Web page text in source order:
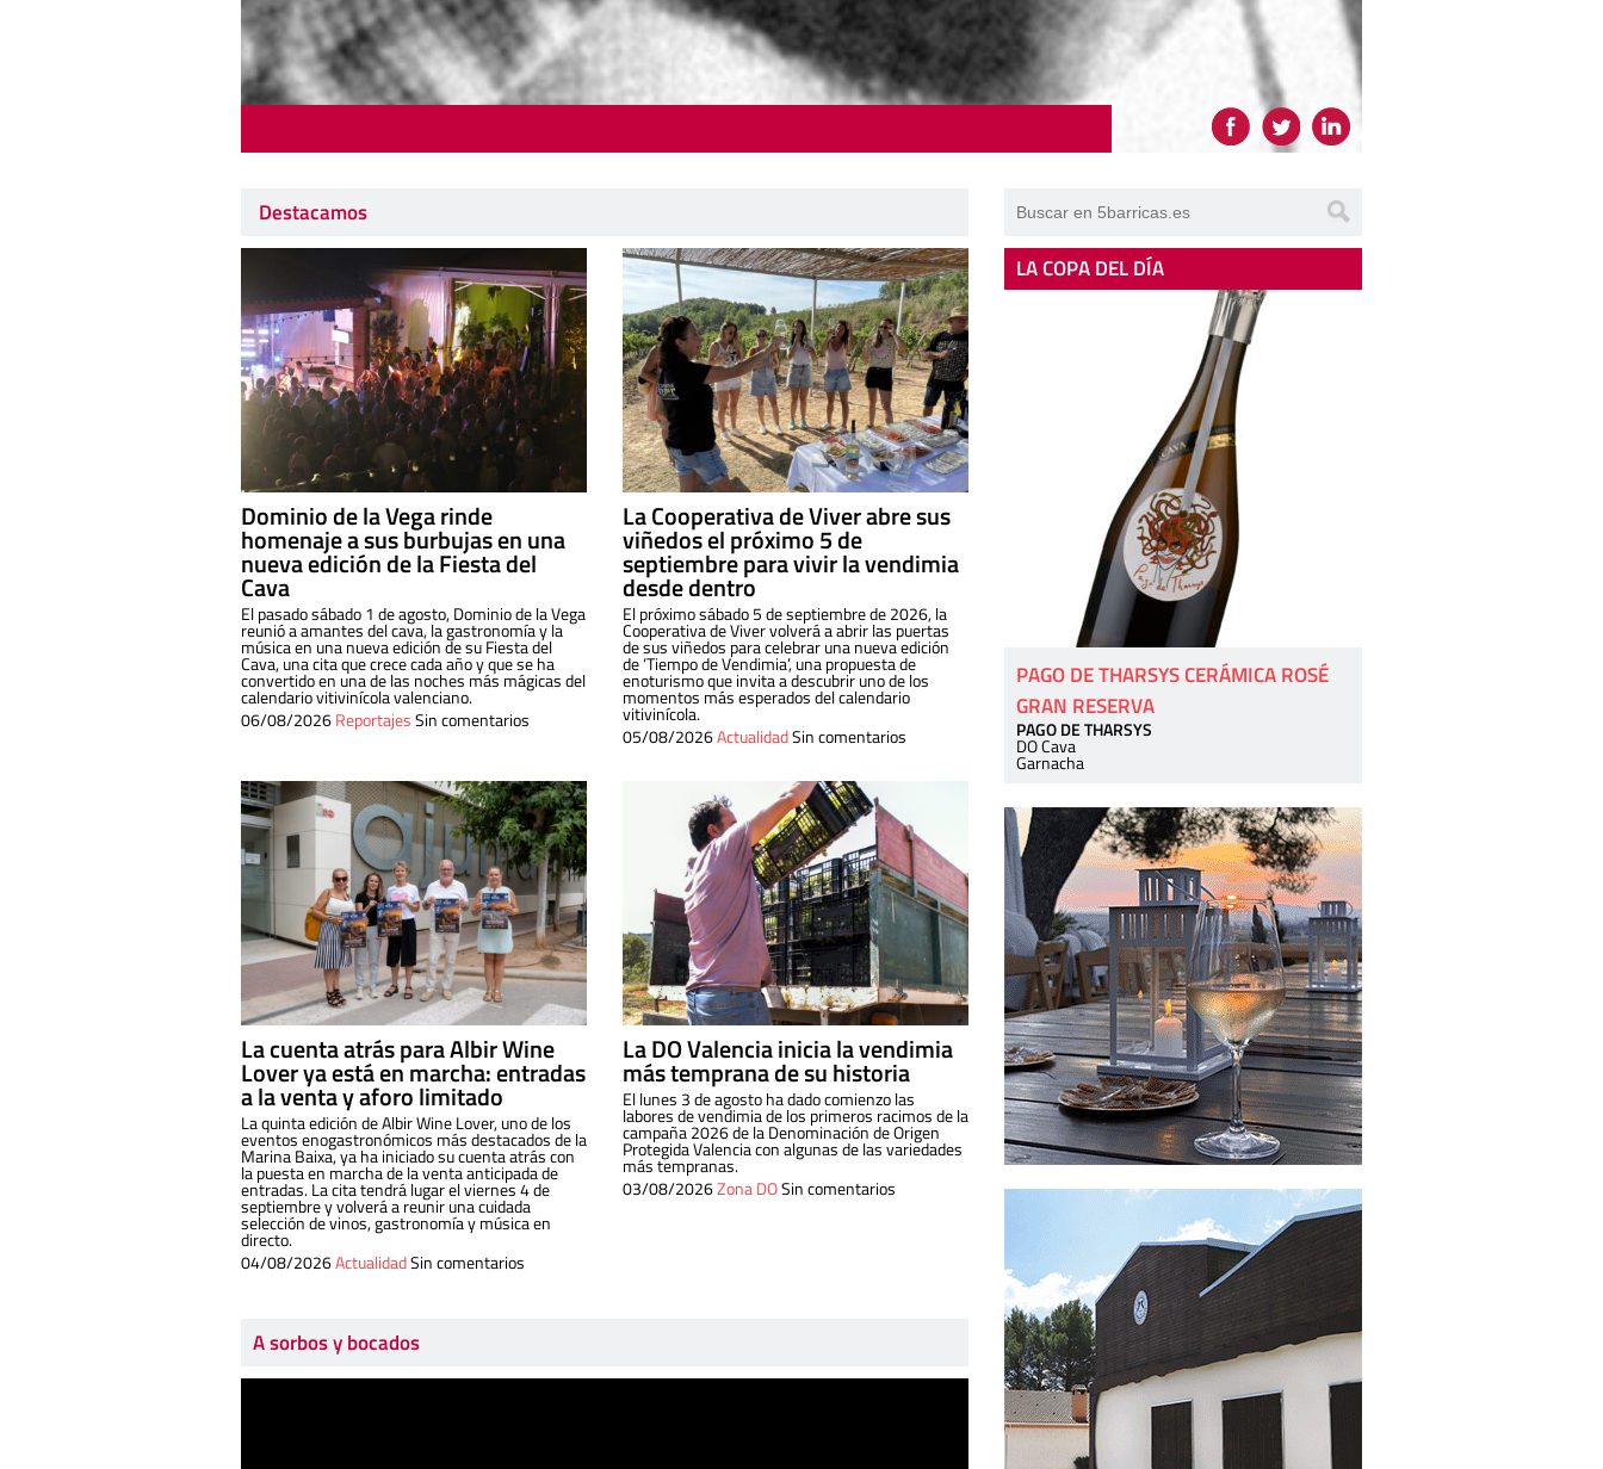
Destacamos
Dominio de la Vega rinde
homenaje a sus burbujas en una
nueva edición de la Fiesta del
Cava
El pasado sábado 1 de agosto, Dominio de la Vega
reunió a amantes del cava, la gastronomía y la
música en una nueva edición de su Fiesta del
Cava, una cita que crece cada año y que se ha
convertido en una de las noches más mágicas del
calendario vitivinícola valenciano.
06/08/2026ReportajesSin comentarios
La Cooperativa de Viver abre sus
viñedos el próximo 5 de
septiembre para vivir la vendimia
desde dentro
El próximo sábado 5 de septiembre de 2026, la
Cooperativa de Viver volverá a abrir las puertas
de sus viñedos para celebrar una nueva edición
de ‘Tiempo de Vendimia’, una propuesta de
enoturismo que invita a descubrir uno de los
momentos más esperados del calendario
vitivinícola.
05/08/2026ActualidadSin comentarios
La cuenta atrás para Albir Wine
Lover ya está en marcha: entradas
a la venta y aforo limitado
La quinta edición de Albir Wine Lover, uno de los
eventos enogastronómicos más destacados de la
Marina Baixa, ya ha iniciado su cuenta atrás con
la puesta en marcha de la venta anticipada de
entradas. La cita tendrá lugar el viernes 4 de
septiembre y volverá a reunir una cuidada
selección de vinos, gastronomía y música en
directo.
04/08/2026ActualidadSin comentarios
La DO Valencia inicia la vendimia
más temprana de su historia
El lunes 3 de agosto ha dado comienzo las
labores de vendimia de los primeros racimos de la
campaña 2026 de la Denominación de Origen
Protegida Valencia con algunas de las variedades
más tempranas.
03/08/2026Zona DOSin comentarios
A sorbos y bocados
LA COPA DEL DÍA
PAGO DE THARSYS CERÁMICA ROSÉ
GRAN RESERVA
PAGO DE THARSYS
DO Cava
Garnacha